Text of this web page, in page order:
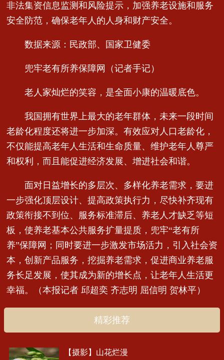
非法集资信息监测和风险提示，加强养老设施和服务
安全防范，确保老年人的人身和财产安全。
数据来源：民政部、国家卫健委
兜牢老有所养保障网（记者手记）
老人家灿烂的笑容，是全面小康的温暖底色。
我国拥有世界上最大的老年群体，未来一段时间
老龄化程度还将进一步加深。有效应对人口老龄化，
不仅能提高老年人生活和生命质量、维护老年人尊严
和权利，而且能促进经济发展、增进社会和谐。
面对日益增长的多层次、多样化养老需求，要进
一步强化顶层设计、提高政策执行力，尽快补齐现有
政策衔接不到位、服务标准滞后、养老人才缺乏等短
板，使养老基本公共服务扩量提质，兜牢“老有所
养”保障网；同时要进一步激发市场活力，引入社会资
本，创新产品服务，挖掘养老需求，促进商业养老服
务长足发展，使其成为新的增长点，让老年人生活更
幸福。（本报记者 邱超奕 齐志明 屈信明 贺林平）
精彩推荐
【摄影】山花烂漫